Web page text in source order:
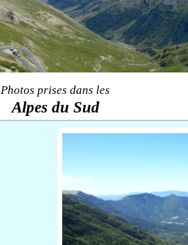
Photos prises dans les
Alpes du Sud